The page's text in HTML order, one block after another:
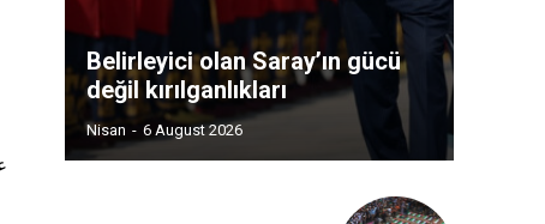
Belirleyici olan Saray’ın gücü
değil kırılganlıkları
Nisan - 6 August 2026